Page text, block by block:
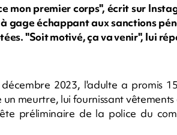
mon premier corps", écrit sur
gage échappant aux sanctions
"Soit motivé, ça va venir", lui
2023, l'adulte a promis
meurtre, lui fournissant
préliminaire de la police du